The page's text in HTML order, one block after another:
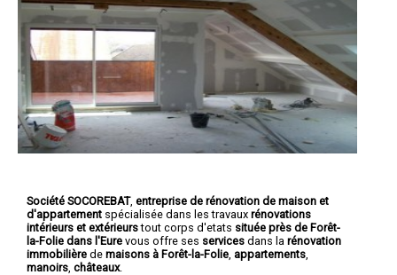
Société SOCOREBAT, entreprise de rénovation de maison et
d'appartement spécialisée dans les travaux rénovations
intérieurs et extérieurstout corps d'etats située près de Forêt-
la-Folie dans l'Eure vous offre ses services dans la rénovation
immobilière de maisons à Forêt-la-Folie appartements
manoirs châteaux.